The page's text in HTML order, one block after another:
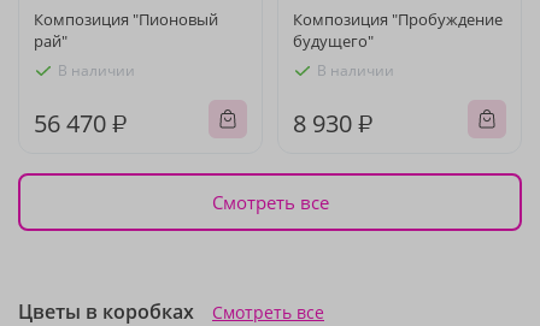
Композиция "Пионовый
рай"
В наличии
56 470 ₽
Композиция "Пробуждение
будущего"
В наличии
8 930 ₽
Смотреть все
Цветы в коробках Смотреть все